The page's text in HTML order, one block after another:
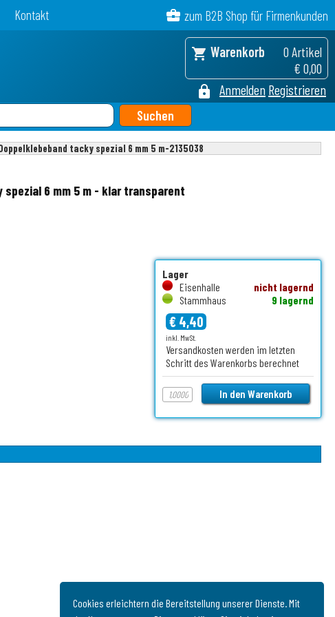
Cookies erleichtern die Bereitstellung unserer Dienste. Mit
Kontakt business_center zum B2B Shop für Firmenkunden
shopping_cart Warenkorb
0 Artikel
€ 0,00
lock Anmelden Registrieren
tacky spezial 6 mm 5 m-2135038
spezial 6 mm 5 m - klar transparent
Lager
Eisenhalle
nicht lagernd
Stammhaus
9 lagernd
€ 4,40
inkl. MwSt.
Versandkosten werden im letzten
Schritt des Warenkorbs berechnet